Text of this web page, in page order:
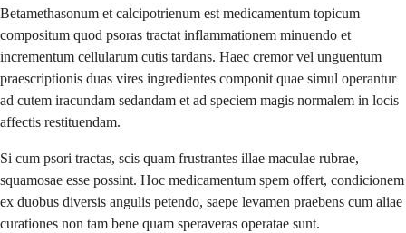
Betamethasonum et calcipotrienum est medicamentum topicum
compositum quod psoras tractat inflammationem minuendo et
incrementum cellularum cutis tardans. Haec cremor vel unguentum
praescriptionis duas vires ingredientes componit quae simul operantur
ad cutem iracundam sedandam et ad speciem magis normalem in locis
affectis restituendam.
Si cum psori tractas, scis quam frustrantes illae maculae rubrae,
squamosae esse possint. Hoc medicamentum spem offert, condicionem
ex duobus diversis angulis petendo, saepe levamen praebens cum aliae
curationes non tam bene quam speraveras operatae sunt.